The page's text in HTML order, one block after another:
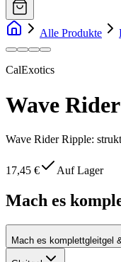
Alle Produkte
CalExotics
Wave
Wave Rider Ripple:
17,45 € Auf Lager
Mach es
Mach es komplettgleitgel